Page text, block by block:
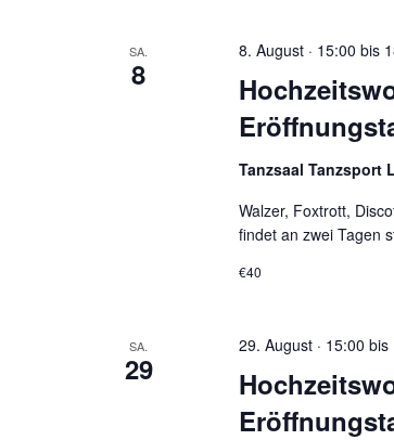
SA.
8
8. August · 15:00 bis
Tanzsaal Tanzsport
Walzer, Foxtrott,
findet an zwei Tagen
€40
SA.
29
29. August · 15:00 bis